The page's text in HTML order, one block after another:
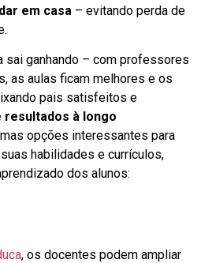
em casa – evitando perda de
sai ganhando – com professores
as aulas ficam melhores e os
pais satisfeitos e
resultados à longo
opções interessantes para
habilidades e currículos,
dos alunos:
, os docentes podem ampliar